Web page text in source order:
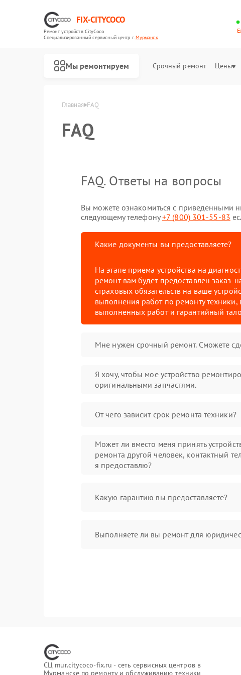
FIX-CITYCOCO
Ремонт устройств CityCoco
Специализированный cервисный центр г.Мурманск
Мы ремонтируем Срочный ремонт Цены
Главная FAQ
FAQ
FAQ. Ответы на вопросы
Вы можете ознакомиться с приведенными
следующему телефону+7 (800) 301-55-83
Какие документы вы предоставляете?
На этапе приема устройства на
ремонт вам будет предоставлен заказ-
страховых обязательств на ваше
выполнения работ по ремонту техники,
выполненных работ и гарантийный
Мне нужен срочный ремонт. Сможете
Я хочу, чтобы мое устройство
оригинальными запчастями.
От чего зависит срок ремонта техники?
Может ли вместо меня принять
ремонта другой человек, контактный
я предоставлю?
Какую гарантию вы предоставляете?
Выполняете ли вы ремонт для
СЦ mur.citycoco-fix.ru - сеть сервисных центров в
Мурманске по ремонту и обслуживанию техники